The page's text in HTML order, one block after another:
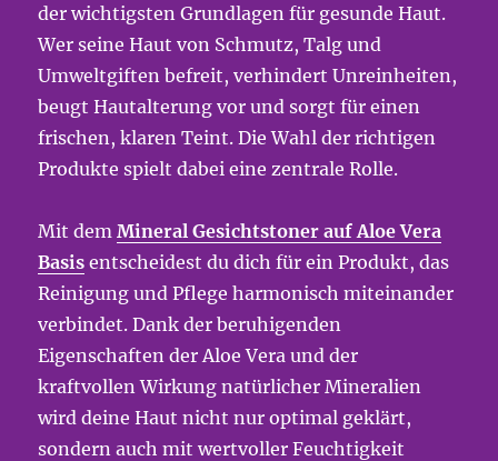
der wichtigsten Grundlagen für gesunde Haut.
Wer seine Haut von Schmutz, Talg und
Umweltgiften befreit, verhindert Unreinheiten,
beugt Hautalterung vor und sorgt für einen
frischen, klaren Teint. Die Wahl der richtigen
Produkte spielt dabei eine zentrale Rolle.
Mit demMineral Gesichtstoner auf Aloe Vera
Basis entscheidest du dich für ein Produkt, das
Reinigung und Pflege harmonisch miteinander
verbindet. Dank der beruhigenden
Eigenschaften der Aloe Vera und der
kraftvollen Wirkung natürlicher Mineralien
wird deine Haut nicht nur optimal geklärt,
sondern auch mit wertvoller Feuchtigkeit